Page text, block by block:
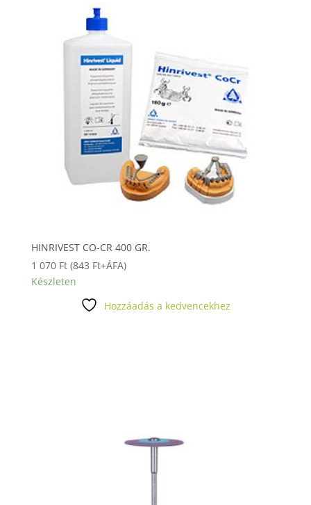
HINRIVEST CO-CR 400 GR.
1 070 Ft (843 Ft+ÁFA)
Készleten
Hozzáadás a kedvencekhez